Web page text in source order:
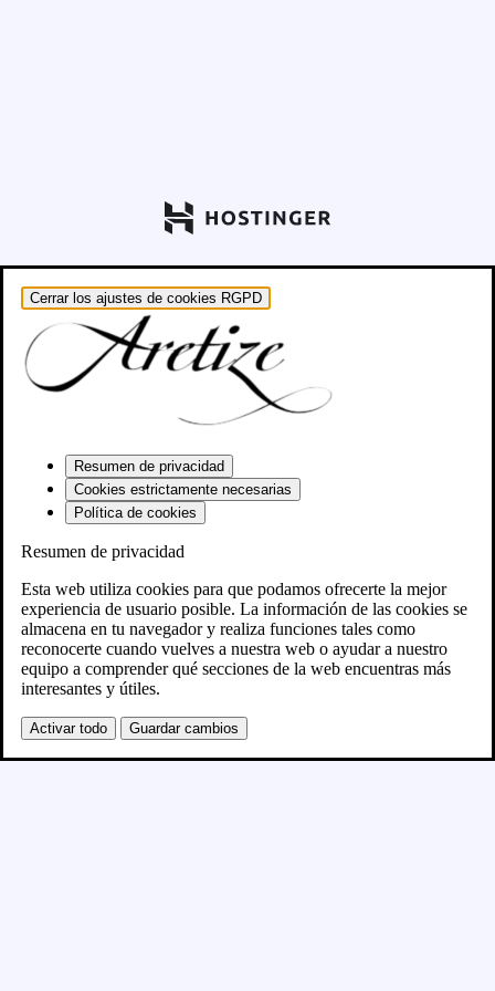
Próximamente
Se está creando el nuevo sitio WordPress y se
publicará en breve
Cerrar los ajustes de cookies RGPD
Resumen de privacidad
Cookies estrictamente necesarias
Política de cookies
Resumen de privacidad
Esta web utiliza cookies para que podamos ofrecerte la mejor
experiencia de usuario posible. La información de las cookies se
almacena en tu navegador y realiza funciones tales como
reconocerte cuando vuelves a nuestra web o ayudar a nuestro
equipo a comprender qué secciones de la web encuentras más
interesantes y útiles.
Activar todo Guardar cambios